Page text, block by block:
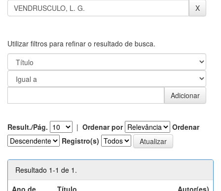
Utilizar filtros para refinar o resultado de busca.
Result./Pág. | Ordenar por
Ordenar
Registro(s)
Resultado 1-1 de 1.
Ano de
Título Autor(es)